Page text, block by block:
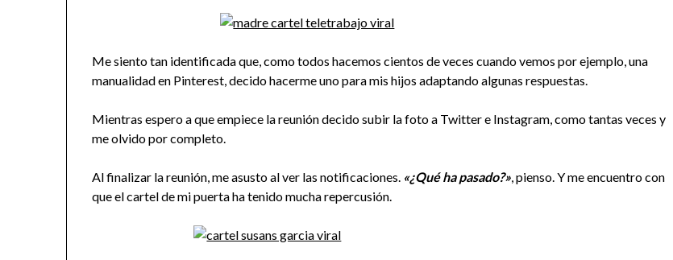
Me siento tan identificada que, como todos hacemos cientos de veces cuando vemos por ejemplo, una
manualidad en Pinterest, decido hacerme uno para mis hijos adaptando algunas respuestas.
Mientras espero a que empiece la reunión decido subir la foto a Twitter e Instagram, como tantas veces y
me olvido por completo.
Al finalizar la reunión, me asusto al ver las notificaciones. «¿Qué ha pasado?», pienso. Y me encuentro con
que el cartel de mi puerta ha tenido mucha repercusión.